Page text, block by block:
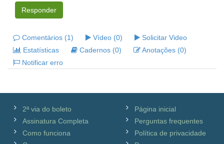
Responder
Comentários (1) Vídeo (0)
Solicitar Video
Estatísticas
Cadernos (0)
Anotações (0)
Notificar erro
2ª via do boleto
Assinatura Completa
Como funciona
Página inicial
Perguntas frequentes
Política de privacidade